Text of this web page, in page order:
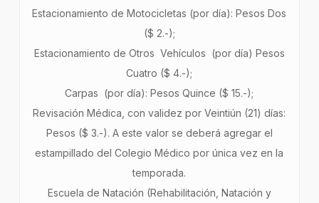
Estacionamiento de Motocicletas (por día): Pesos Dos
($ 2.-);
Estacionamiento de Otros Vehículos (por día) Pesos
Cuatro ($ 4.-);
Carpas (por día): Pesos Quince ($ 15.-);
Revisación Médica, con validez por Veintiún (21) días:
Pesos ($ 3.-). A este valor se deberá agregar el
estampillado del Colegio Médico por única vez en la
temporada.
Escuela de Natación (Rehabilitación, Natación y